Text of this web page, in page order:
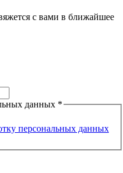
с вами в ближайшее
данных *
персональных данных